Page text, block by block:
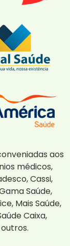
aos
médicos,
Cassi,
Saúde,
Mais Saúde,
Caixa,